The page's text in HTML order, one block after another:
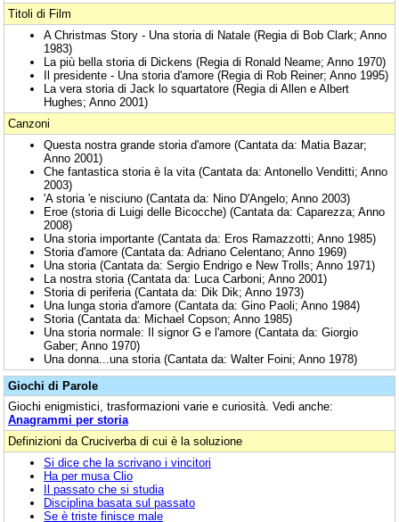
Titoli di Film
A Christmas Story - Una storia di Natale (Regia di Bob Clark; Anno
1983)
La più bella storia di Dickens (Regia di Ronald Neame; Anno 1970)
Il presidente - Una storia d'amore (Regia di Rob Reiner; Anno 1995)
La vera storia di Jack lo squartatore (Regia di Allen e Albert
Hughes; Anno 2001)
Canzoni
Questa nostra grande storia d'amore (Cantata da: Matia Bazar;
Anno 2001)
Che fantastica storia è la vita (Cantata da: Antonello Venditti; Anno
2003)
'A storia 'e nisciuno (Cantata da: Nino D'Angelo; Anno 2003)
Eroe (storia di Luigi delle Bicocche) (Cantata da: Caparezza; Anno
2008)
Una storia importante (Cantata da: Eros Ramazzotti; Anno 1985)
Storia d'amore (Cantata da: Adriano Celentano; Anno 1969)
Una storia (Cantata da: Sergio Endrigo e New Trolls; Anno 1971)
La nostra storia (Cantata da: Luca Carboni; Anno 2001)
Storia di periferia (Cantata da: Dik Dik; Anno 1973)
Una lunga storia d'amore (Cantata da: Gino Paoli; Anno 1984)
Storia (Cantata da: Michael Copson; Anno 1985)
Una storia normale: Il signor G e l'amore (Cantata da: Giorgio
Gaber; Anno 1970)
Una donna...una storia (Cantata da: Walter Foini; Anno 1978)
Giochi di Parole
Giochi enigmistici, trasformazioni varie e curiosità. Vedi anche:
Anagrammi per storia
Definizioni da Cruciverba di cui è la soluzione
Si dice che la scrivano i vincitori
Ha per musa Clio
Il passato che si studia
Disciplina basata sul passato
Se è triste finisce male